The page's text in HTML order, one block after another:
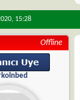
15:28
Offline